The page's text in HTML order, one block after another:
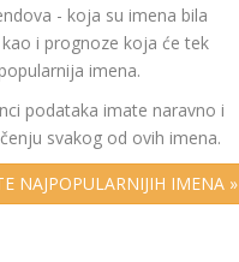
- koja su imena bila
i prognoze koja će tek
imena.
podataka imate naravno i
svakog od ovih imena.
NAJPOPULARNIJIH IMENA »